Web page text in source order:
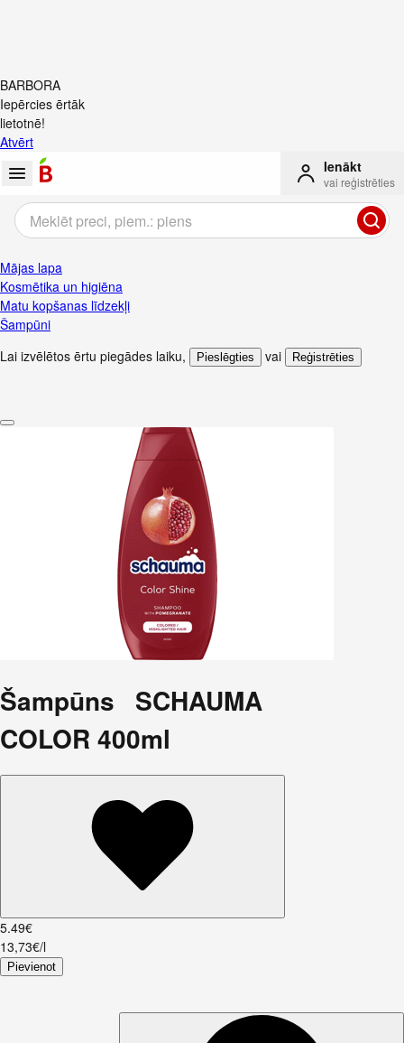
BARBORA
Iepērcies ērtāk
lietotnē!
Atvērt
Ienākt
vai reģistrēties
Mājas lapa
Kosmētika un higiēna
Matu kopšanas līdzekļi
Šampūni
Lai izvēlētos ērtu piegādes laiku, Pieslēgties vai Reģistrēties
Šampūns SCHAUMA
COLOR 400ml
5.49€
13,73€/l
Pievienot